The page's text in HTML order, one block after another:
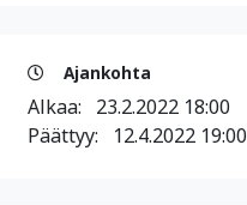
Ajankohta
Alkaa: 23.2.2022 18:00
Päättyy: 12.4.2022 19:00